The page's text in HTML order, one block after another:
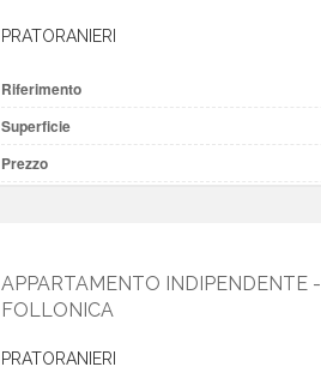
PRATORANIERI
Riferimento
Superficie
Prezzo
APPARTAMENTO INDIPENDENTE -
FOLLONICA
PRATORANIERI